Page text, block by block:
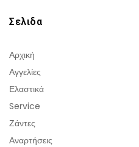
Σελιδα
Αρχική
Αγγελίες
Ελαστικά
Service
Ζάντες
Αναρτήσεις